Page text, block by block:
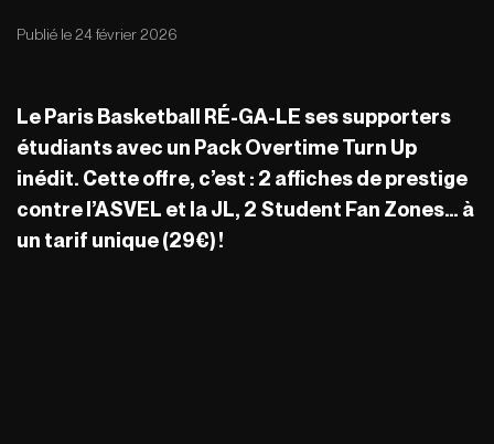
Publié le 24 février 2026
Le Paris Basketball RÉ-GA-LE ses supporters
étudiants avec un Pack Overtime Turn Up
inédit. Cette offre, c’est : 2 affiches de prestige
contre l’ASVEL et la JL, 2 Student Fan Zones… à
un tarif unique (29€) !